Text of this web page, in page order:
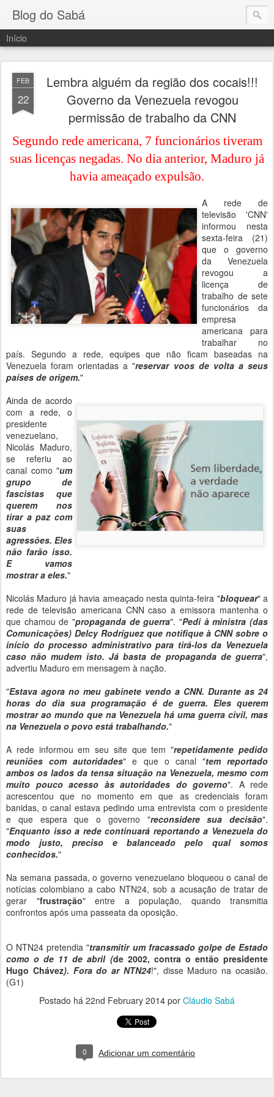
Blog do Sabá
Início
FEB
22
Lembra alguém da região dos cocais!!!
Governo da Venezuela revogou
permissão de trabalho da CNN
Segundo rede americana, 7 funcionários tiveram
suas licenças negadas. No dia anterior, Maduro já
havia ameaçado expulsão.
A rede de
televisão 'CNN'
informou nesta
sexta-feira (21)
que o governo
da Venezuela
revogou a
licença de
trabalho de sete
funcionários da
empresa
americana para
trabalhar no
país. Segundo a rede, equipes que não ficam baseadas na
Venezuela foram orientadas a "reservar voos de volta a seus
países de origem."
Ainda de acordo
com a rede, o
presidente
venezuelano,
Nicolás Maduro,
se referiu ao
canal como "um
grupo de
fascistas que
querem nos
tirar a paz com
suas
agressões. Eles
não farão isso.
E vamos
mostrar a eles."
Nicolás Maduro já havia ameaçado nesta quinta-feira "bloquear" a
rede de televisão americana CNN caso a emissora mantenha o
que chamou de "propaganda de guerra". "Pedi à ministra (das
Comunicações) Delcy Rodríguez que notifique à CNN sobre o
início do processo administrativo para tirá-los da Venezuela
caso não mudem isto. Já basta de propaganda de guerra",
advertiu Maduro em mensagem à nação.
"Estava agora no meu gabinete vendo a CNN. Durante as 24
horas do dia sua programação é de guerra. Eles querem
mostrar ao mundo que na Venezuela há uma guerra civil, mas
na Venezuela o povo está trabalhando."
A rede informou em seu site que tem "repetidamente pedido
reuniões com autoridades" e que o canal "tem reportado
ambos os lados da tensa situação na Venezuela, mesmo com
muito pouco acesso às autoridades do governo". A rede
acrescentou que no momento em que as credenciais foram
banidas, o canal estava pedindo uma entrevista com o presidente
e que espera que o governo "reconsidere sua decisão".
"Enquanto isso a rede continuará reportando a Venezuela do
modo justo, preciso e balanceado pelo qual somos
conhecidos."
Na semana passada, o governo venezuelano bloqueou o canal de
notícias colombiano a cabo NTN24, sob a acusação de tratar de
gerar "frustração" entre a população, quando transmitia
confrontos após uma passeata da oposição.
O NTN24 pretendia "transmitir um fracassado golpe de Estado
como o de 11 de abril (de 2002, contra o então presidente
Hugo Chávez). Fora do ar NTN24!", disse Maduro na ocasião.
(G1)
Postado há 22nd February 2014 por Cláudio Sabá
0 Adicionar um comentário